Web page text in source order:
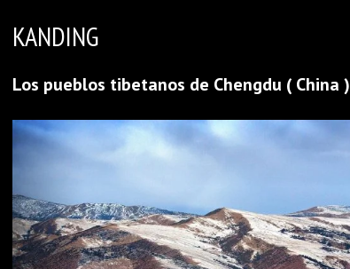
KANDING
Los pueblos tibetanos de Chengdu ( China )